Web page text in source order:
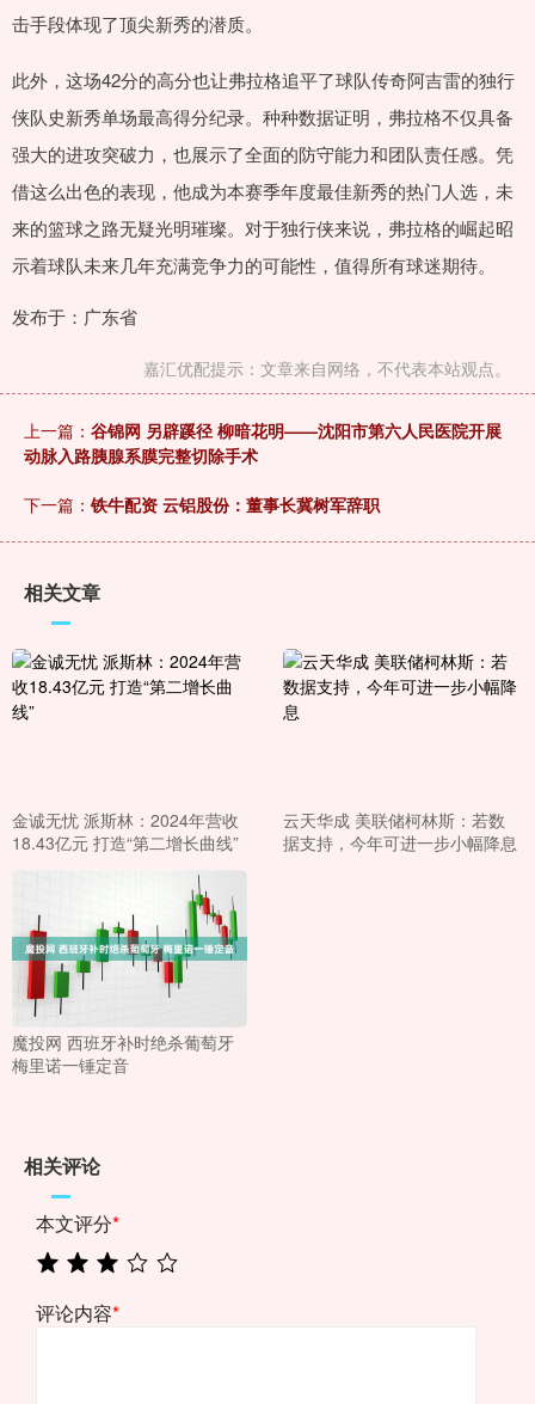
击手段体现了顶尖新秀的潜质。
此外，这场42分的高分也让弗拉格追平了球队传奇阿吉雷的独行
侠队史新秀单场最高得分纪录。种种数据证明，弗拉格不仅具备
强大的进攻突破力，也展示了全面的防守能力和团队责任感。凭
借这么出色的表现，他成为本赛季年度最佳新秀的热门人选，未
来的篮球之路无疑光明璀璨。对于独行侠来说，弗拉格的崛起昭
示着球队未来几年充满竞争力的可能性，值得所有球迷期待。
发布于：广东省
嘉汇优配提示：文章来自网络，不代表本站观点。
上一篇： 谷锦网 另辟蹊径 柳暗花明——沈阳市第六人民医院开展
动脉入路胰腺系膜完整切除手术
下一篇： 铁牛配资 云铝股份：董事长冀树军辞职
相关文章
金诚无忧 派斯林：2024年营收
18.43亿元 打造“第二增长曲线”
云天华成 美联储柯林斯：若数
据支持，今年可进一步小幅降息
魔投网 西班牙补时绝杀葡萄牙
梅里诺一锤定音
相关评论
本文评分*
评论内容*